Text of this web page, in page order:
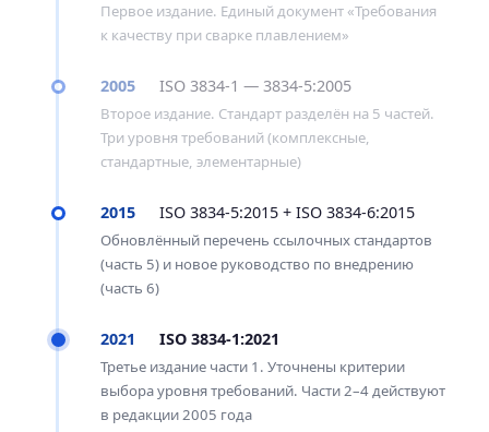
Первое издание. Единый документ «Требования
к качеству при сварке плавлением»
2005 ISO 3834-1 — 3834-5:2005
Второе издание. Стандарт разделён на 5 частей.
Три уровня требований (комплексные,
стандартные, элементарные)
2015 ISO 3834-5:2015 + ISO 3834-6:2015
Обновлённый перечень ссылочных стандартов
(часть 5) и новое руководство по внедрению
(часть 6)
2021 ISO 3834-1:2021
Третье издание части 1. Уточнены критерии
выбора уровня требований. Части 2–4 действуют
в редакции 2005 года